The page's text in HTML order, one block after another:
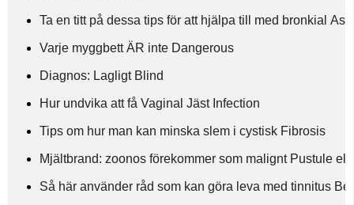
Ta en titt på dessa tips för att hjälpa till med bronkial
Varje myggbett ÄR inte Dangerous
Diagnos: Lagligt Blind
Hur undvika att få Vaginal Jäst Infection
Tips om hur man kan minska slem i cystisk Fibrosis
Mjältbrand: zoonos förekommer som malignt Pustule
Så här använder råd som kan göra leva med tinnitus